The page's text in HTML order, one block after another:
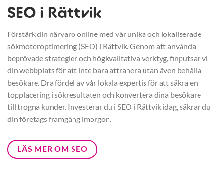
SEO i Rättvik
Förstärk din närvaro online med vår unika och lokaliserade
sökmotoroptimering (SEO) i Rättvik. Genom att använda
beprövade strategier och högkvalitativa verktyg, finputsar vi
din webbplats för att inte bara attrahera utan även behålla
besökare. Dra fördel av vår lokala expertis för att säkra en
topplacering i sökresultaten och konvertera dina besökare
till trogna kunder. Investerar du i SEO i Rättvik idag, säkrar du
din företags framgång imorgon.
LÄS MER OM SEO